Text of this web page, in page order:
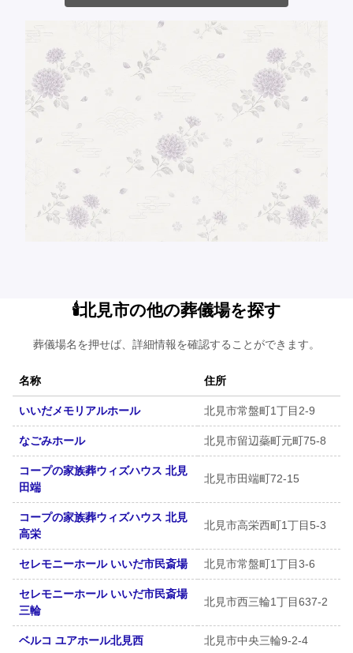
🕯️北見市の他の葬儀場を探す
葬儀場名を押せば、詳細情報を確認することができます。
名称 住所
いいだメモリアルホール 北見市常盤町1丁目2-9
なごみホール 北見市留辺蘂町元町75-8
コープの家族葬ウィズハウス 北見
田端
北見市田端町72-15
コープの家族葬ウィズハウス 北見
高栄
北見市高栄西町1丁目5-3
セレモニーホール いいだ市民斎場 北見市常盤町1丁目3-6
セレモニーホール いいだ市民斎場
三輪
北見市西三輪1丁目637-2
ベルコ ユアホール北見西 北見市中央三輪9-2-4